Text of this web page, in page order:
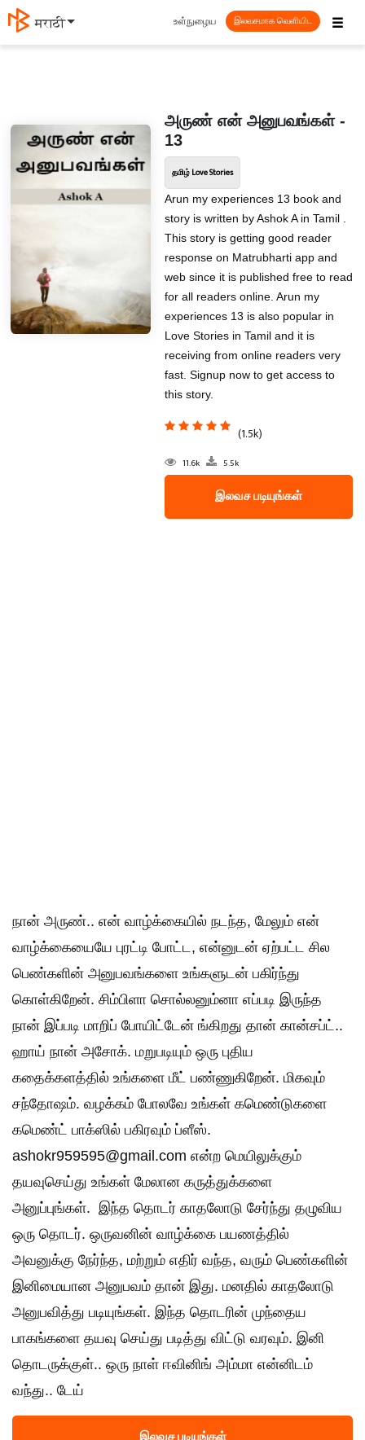
मराठी ☰
உள்நுழைய இலவசமாக வெளியிட
அருண் என் அனுபவங்கள் -
13
தமிழ் Love Stories
Arun my experiences 13 book and
story is written by Ashok A in Tamil .
This story is getting good reader
response on Matrubharti app and
web since it is published free to read
for all readers online. Arun my
experiences 13 is also popular in
Love Stories in Tamil and it is
receiving from online readers very
fast. Signup now to get access to
this story.
(1.5k)
11.6k 5.5k
இலவச படியுங்கள்
நான் அருண்.. என் வாழ்க்கையில் நடந்த, மேலும் என்
வாழ்க்கையையே புரட்டி போட்ட, என்னுடன் ஏற்பட்ட சில
பெண்களின் அனுபவங்களை உங்களுடன் பகிர்ந்து
கொள்கிறேன். சிம்பிளா சொல்லனும்னா எப்படி இருந்த
நான் இப்படி மாறிப் போயிட்டேன் ங்கிறது தான் கான்சப்ட்..
ஹாய் நான் அசோக். மறுபடியும் ஒரு புதிய
கதைக்களத்தில் உங்களை மீட் பண்ணுகிறேன். மிகவும்
சந்தோஷம். வழக்கம் போலவே உங்கள் கமெண்டுகளை
கமெண்ட் பாக்ஸில் பகிரவும் ப்ளீஸ்.
ashokr959595@gmail.com என்ற மெயிலுக்கும்
தயவுசெய்து உங்கள் மேலான கருத்துக்களை
அனுப்புங்கள். இந்த தொடர் காதலோடு சேர்ந்து தழுவிய
ஒரு தொடர். ஒருவனின் வாழ்க்கை பயணத்தில்
அவனுக்கு நேர்ந்த, மற்றும் எதிர் வந்த, வரும் பெண்களின்
இனிமையான அனுபவம் தான் இது. மனதில் காதலோடு
அனுபவித்து படியுங்கள். இந்த தொடரின் முந்தைய
பாகங்களை தயவு செய்து படித்து விட்டு வரவும். இனி
தொடருக்குள்.. ஒரு நாள் ஈவினிங் அம்மா என்னிடம்
வந்து.. டேய்